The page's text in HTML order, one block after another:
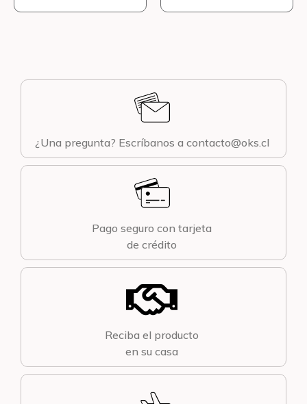
¿Una pregunta? Escríbanos a contacto@oks.cl
Pago seguro con tarjeta
de crédito
Reciba el producto
en su casa